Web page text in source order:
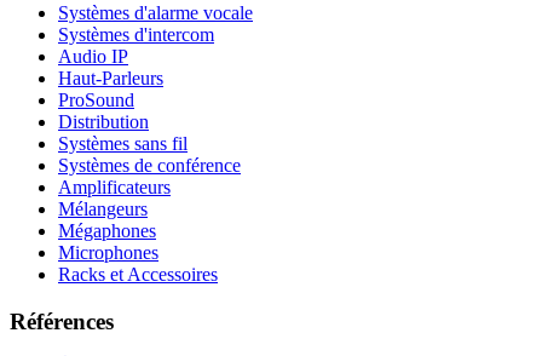
Systèmes d'alarme vocale
Systèmes d'intercom
Audio IP
Haut-Parleurs
ProSound
Distribution
Systèmes sans fil
Systèmes de conférence
Amplificateurs
Mélangeurs
Mégaphones
Microphones
Racks et Accessoires
Références